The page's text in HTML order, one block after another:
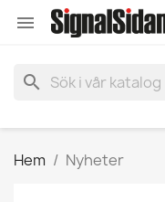

search
Hem Nyheter